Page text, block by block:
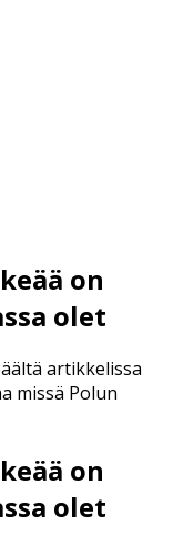
on
olet
artikkelissa
missä Polun
on
olet